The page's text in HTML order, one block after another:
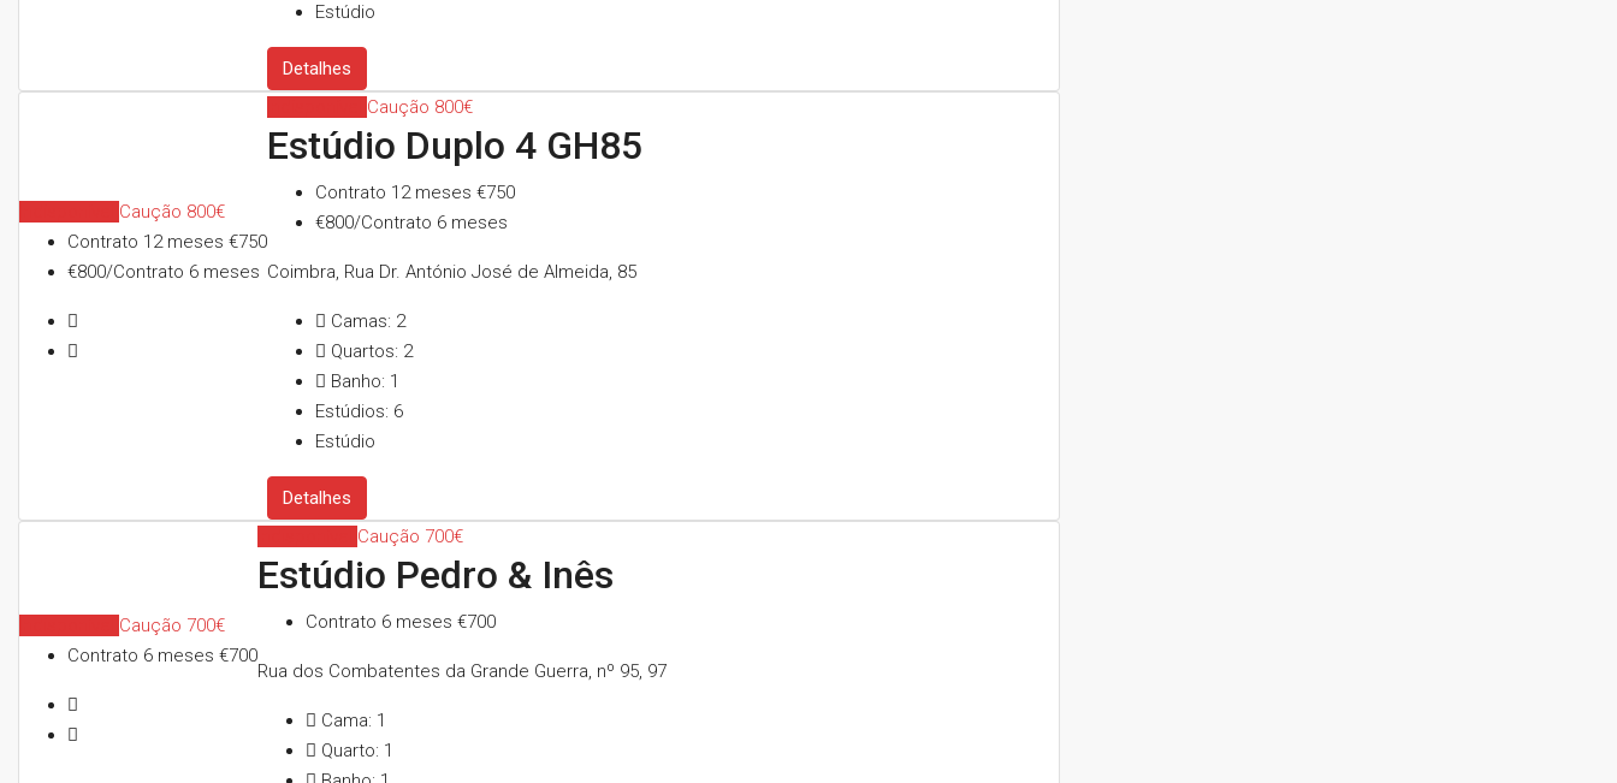
Estúdio
Detalhes
Caução 800€
Contrato 12 meses €750
€800/Contrato 6 meses
Caução 800€
Estúdio Duplo 4 GH85
Contrato 12 meses €750
€800/Contrato 6 meses
Coimbra, Rua Dr. António José de Almeida, 85
Camas: 2
Quartos: 2
Banho: 1
Estúdios: 6
Estúdio
Detalhes
Caução 700€
Contrato 6 meses €700
Caução 700€
Estúdio Pedro & Inês
Contrato 6 meses €700
Rua dos Combatentes da Grande Guerra, nº 95, 97
Cama: 1
Quarto: 1